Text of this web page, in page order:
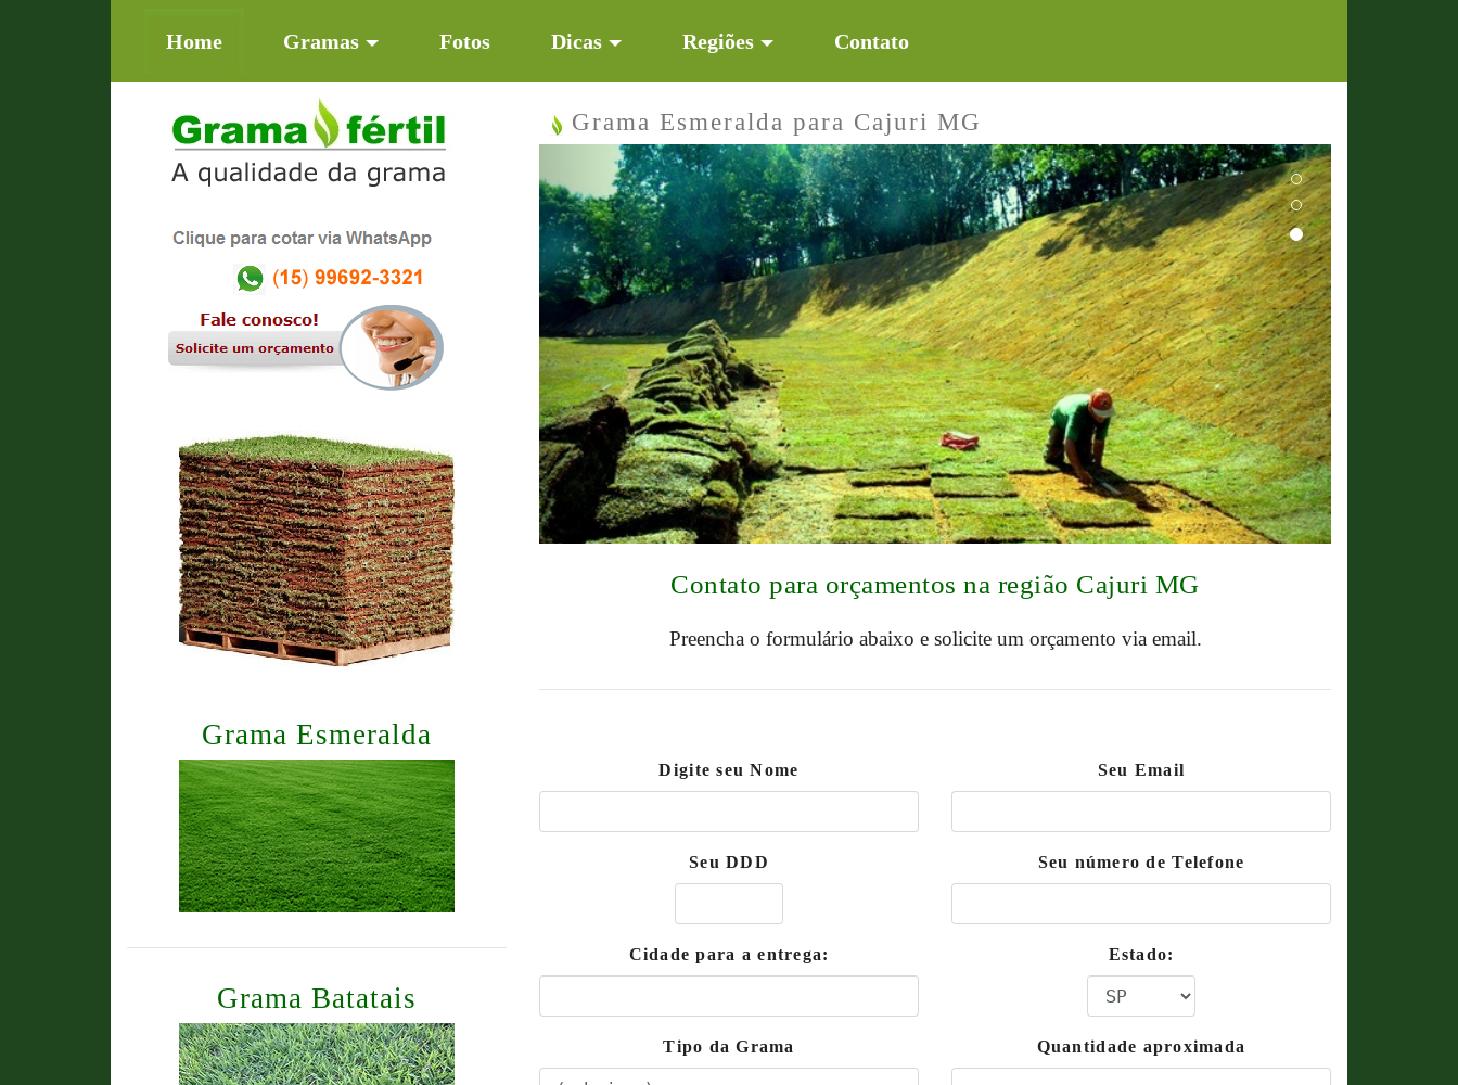
Home(current)Gramas Fotos Dicas Regiões Contato
Grama Esmeralda
Grama Batatais
Grama Esmeralda para Cajuri MG
Previous Next
Contato para orçamentos na região Cajuri MG
Preencha o formulário abaixo e solicite um orçamento via email.
Digite seu Nome Seu Email
Seu DDD Seu número de Telefone
Cidade para a entrega: Estado:
Tipo da Grama Quantidade aproximada